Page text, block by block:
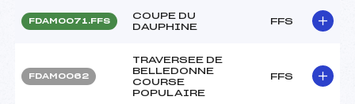
FDAM0071.FFS
COUPE DU
DAUPHINE
FFS
FDAM0062
TRAVERSEE DE
BELLEDONNE
COURSE
POPULAIRE
FFS